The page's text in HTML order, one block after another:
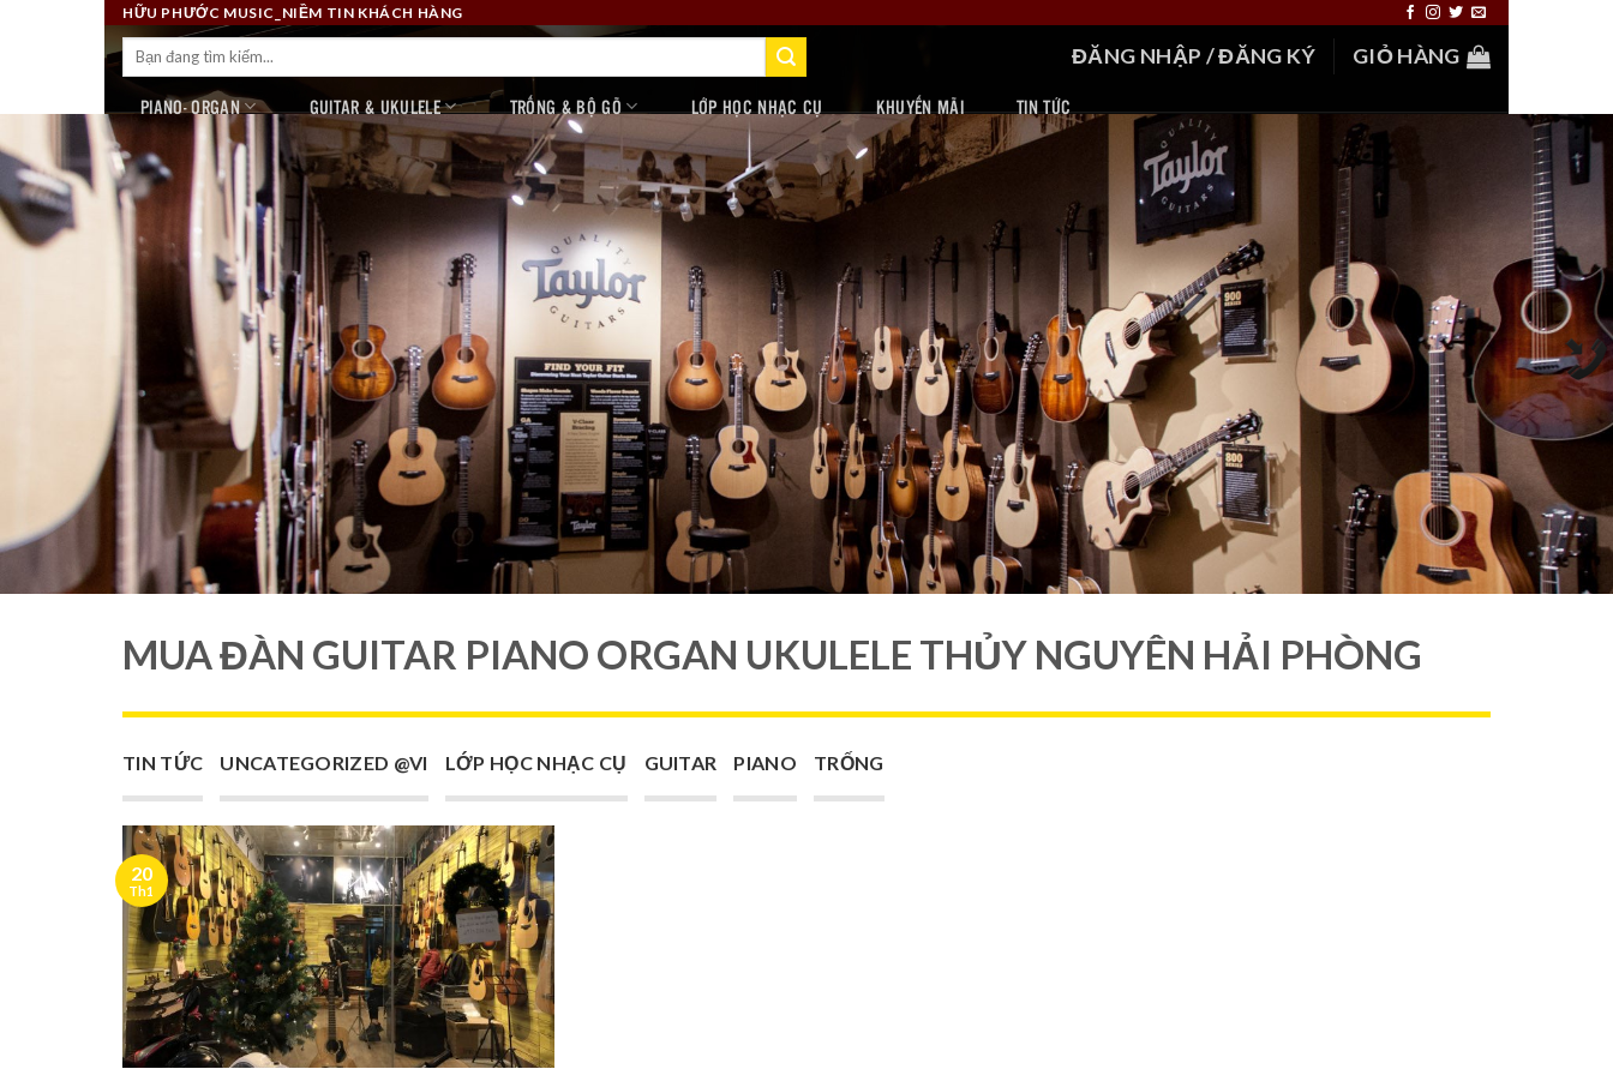
Skip
content
HỮU PHƯỚC MUSIC_NIỀM TIN KHÁCH HÀNG
Tìm
kiếm:
ĐĂNG NHẬP / ĐĂNG KÝ
GIỎ HÀNG
PIANO- ORGAN
GUITAR & UKULELE TRỐNG & BỘ GÕ LỚP HỌC NHẠC CỤ KHUYẾN MÃI TIN TỨC
MUA ĐÀN GUITAR PIANO ORGAN UKULELE THỦY NGUYÊN HẢI PHÒNG
TIN TỨC UNCATEGORIZED @VI LỚP HỌC NHẠC CỤ GUITAR PIANO TRỐNG
20
Th1